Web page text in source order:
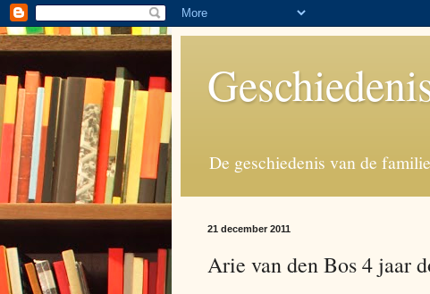
De geschiedenis van de
21 december 2011
Arie van den Bos 4 jaar